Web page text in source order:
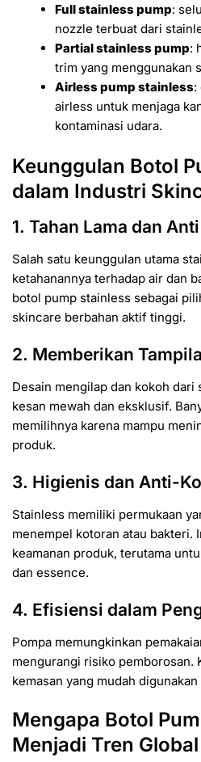
Full stainless pump:
nozzle terbuat dari
Partial stainless pump:
trim yang menggunakan
Airless pump stainless:
airless untuk menjaga
kontaminasi udara.
Keunggulan Botol
dalam Industri
1. Tahan Lama dan
Salah satu keunggulan utama
ketahanannya terhadap air dan
botol pump stainless sebagai
skincare berbahan aktif tinggi.
2. Memberikan
Desain mengilap dan kokoh dari
kesan mewah dan eksklusif.
memilihnya karena mampu
produk.
3. Higienis dan Anti-
Stainless memiliki permukaan
menempel kotoran atau bakteri.
keamanan produk, terutama
dan essence.
4. Efisiensi dalam
Pompa memungkinkan
mengurangi risiko pemborosan.
kemasan yang mudah
Mengapa Botol
Menjadi Tren Global